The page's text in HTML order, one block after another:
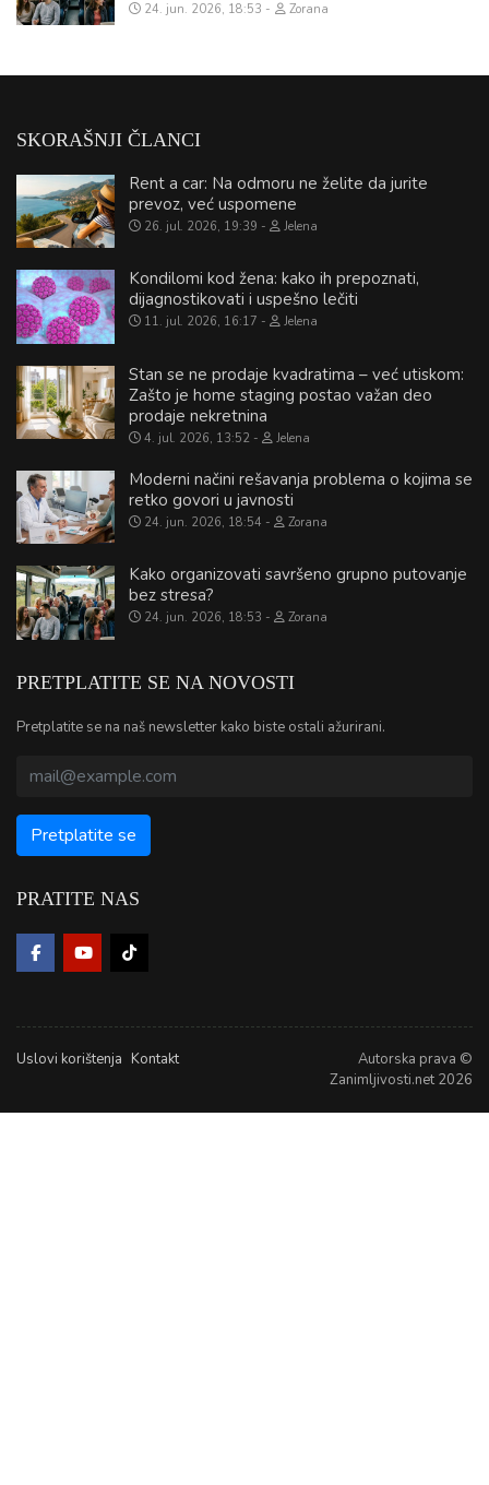
24. jun. 2026, 18:53 Zorana
SKORAŠNJI ČLANCI
Rent a car: Na odmoru ne želite da jurite
prevoz, već uspomene
26. jul. 2026, 19:39 Jelena
Kondilomi kod žena: kako ih prepoznati,
dijagnostikovati i uspešno lečiti
11. jul. 2026, 16:17 Jelena
Stan se ne prodaje kvadratima – već utiskom:
Zašto je home staging postao važan deo
prodaje nekretnina
4. jul. 2026, 13:52 Jelena
Moderni načini rešavanja problema o kojima se
retko govori u javnosti
24. jun. 2026, 18:54 Zorana
Kako organizovati savršeno grupno putovanje
bez stresa?
24. jun. 2026, 18:53 Zorana
PRETPLATITE SE NA NOVOSTI
Pretplatite se na naš newsletter kako biste ostali ažurirani.
PRATITE NAS
Uslovi korištenja Kontakt
Autorska prava ©
Zanimljivosti.net 2026